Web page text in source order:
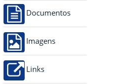
Documentos
Imagens
Links